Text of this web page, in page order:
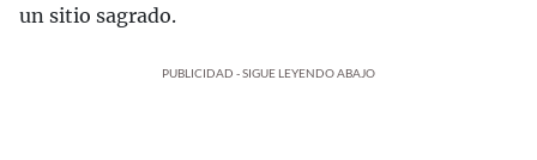
un sitio sagrado.
PUBLICIDAD - SIGUE LEYENDO ABAJO